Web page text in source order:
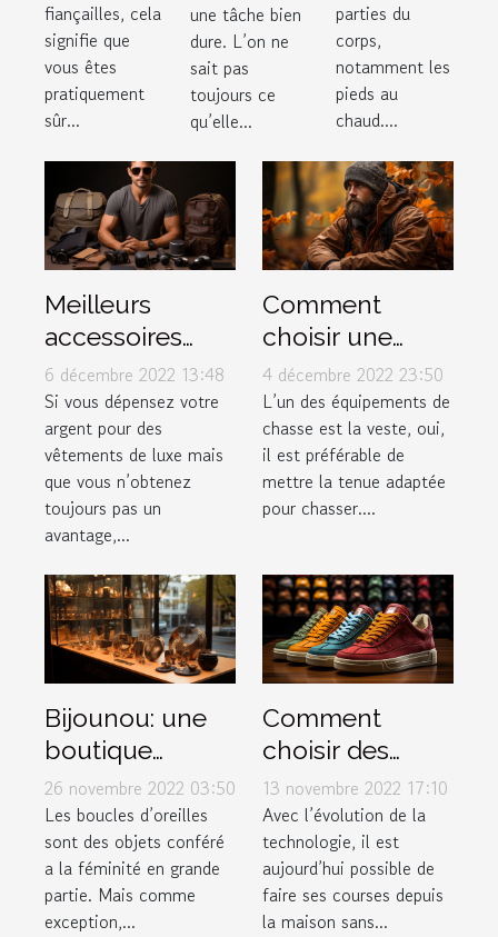
fiançailles, cela
signifie que
vous êtes
pratiquement
sûr...
une tâche bien
dure. L’on ne
sait pas
toujours ce
qu’elle...
bottes
pour
l’hiver ?
parties du
corps,
notamment les
pieds au
chaud....
Meilleurs
accessoires
pour hommes
6 décembre 2022 13:48
Si vous dépensez votre
argent pour des
vêtements de luxe mais
que vous n’obtenez
toujours pas un
avantage,...
Comment
choisir une
veste de chasse
?
4 décembre 2022 23:50
L’un des équipements de
chasse est la veste, oui,
il est préférable de
mettre la tenue adaptée
pour chasser....
Bijounou: une
boutique
ouverte pour
les boucles
d'oreilles en
acier
inoxydable
26 novembre 2022 03:50
Les boucles d’oreilles
sont des objets conféré
a la féminité en grande
partie. Mais comme
exception,...
Comment
choisir des
baskets dans
une boutique
en ligne ?
13 novembre 2022 17:10
Avec l’évolution de la
technologie, il est
aujourd’hui possible de
faire ses courses depuis
la maison sans...